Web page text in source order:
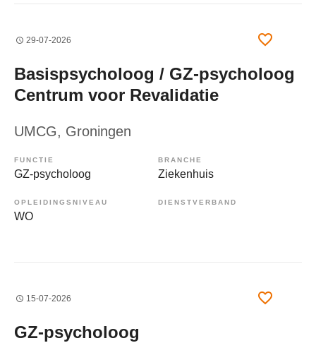
29-07-2026
Basispsycholoog / GZ-psycholoog
Centrum voor Revalidatie
UMCG, Groningen
FUNCTIE
GZ-psycholoog
BRANCHE
Ziekenhuis
OPLEIDINGSNIVEAU
WO
DIENSTVERBAND
15-07-2026
GZ-psycholoog